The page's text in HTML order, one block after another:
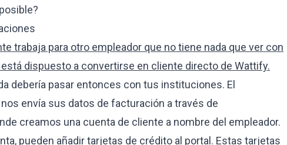
trabaja para otro empleador que no tiene nada que ver con
dispuesto a convertirse en cliente directo de Wattify.
debería pasar entonces con tus instituciones. El
envía sus datos de facturación a través de
creamos una cuenta de cliente a nombre del empleador.
pueden añadir tarjetas de crédito al portal. Estas tarjetas